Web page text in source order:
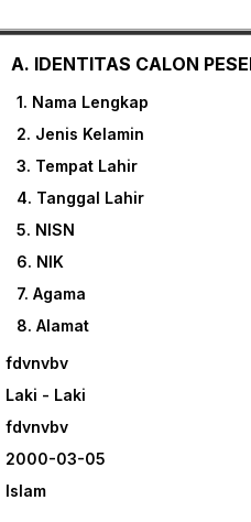
A. IDENTITAS CALON
1. Nama
2. Jenis
3. Tempat
4. Tanggal
5. NISN
6. NIK
7. Agama
8. Alamat
fdvnvbv
Laki - Laki
fdvnvbv
2000-03-05
Islam